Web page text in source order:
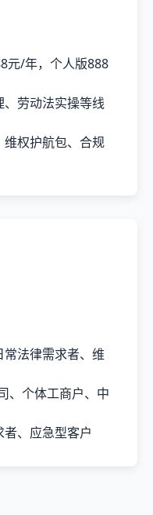
元/年，个人版888
、劳动法实操等线
维权护航包、合规
常法律需求者、维
、个体工商户、中
者、应急型客户